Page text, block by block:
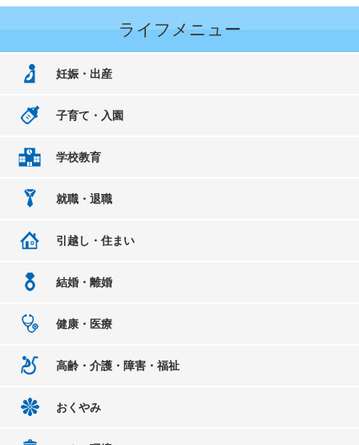
ライフメニュー
妊娠・出産
子育て・入園
学校教育
就職・退職
引越し・住まい
結婚・離婚
健康・医療
高齢・介護・障害・福祉
おくやみ